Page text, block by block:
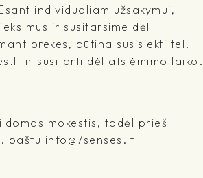
individualiam užsakymui,
mus ir susitarsime dėl
prekes, būtina susisiekti tel.
ir susitarti dėl atsiėmimo laiko.
mokestis, todėl prieš
paštu info@7senses.lt